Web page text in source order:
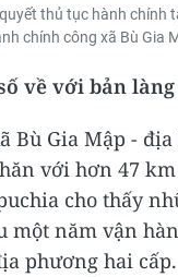
thủ tục hành chính
chính công xã Bù Gia
về với bản làng
Bù Gia Mập -
với hơn 47
cho thấy
một năm vận
phương hai